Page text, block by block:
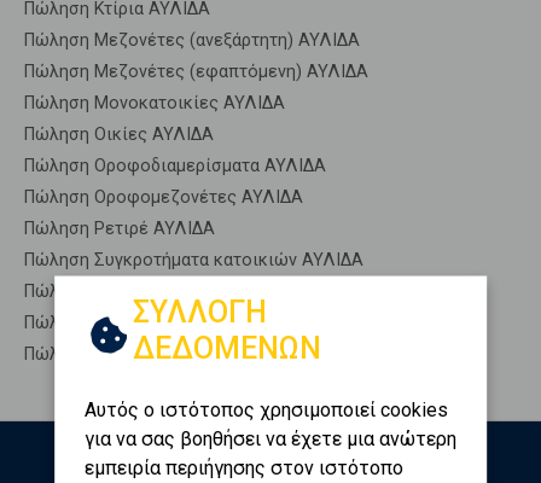
Πώληση Κτίρια ΑΥΛΙΔΑ
Πώληση Μεζονέτες (ανεξάρτητη) ΑΥΛΙΔΑ
Πώληση Μεζονέτες (εφαπτόμενη) ΑΥΛΙΔΑ
Πώληση Μονοκατοικίες ΑΥΛΙΔΑ
Πώληση Οικίες ΑΥΛΙΔΑ
Πώληση Οροφοδιαμερίσματα ΑΥΛΙΔΑ
Πώληση Οροφομεζονέτες ΑΥΛΙΔΑ
Πώληση Ρετιρέ ΑΥΛΙΔΑ
Πώληση Συγκροτήματα κατοικιών ΑΥΛΙΔΑ
Πώληση Υπόγεια ΑΥΛΙΔΑ
Πώληση Υπόσκαφα ΑΥΛΙΔΑ
Πώληση Υπολ. υψουν ΑΥΛΙΔΑ
ΣΥΛΛΟΓΗ
ΔΕΔΟΜΕΝΩΝ
Αυτός ο ιστότοπος χρησιμοποιεί cookies
για να σας βοηθήσει να έχετε μια ανώτερη
εμπειρία περιήγησης στον ιστότοπο